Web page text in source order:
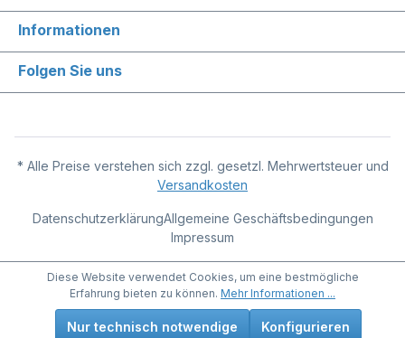
Informationen
Folgen Sie uns
* Alle Preise verstehen sich zzgl. gesetzl. Mehrwertsteuer und
Versandkosten
DatenschutzerklärungAllgemeine Geschäftsbedingungen
Impressum
Diese Website verwendet Cookies, um eine bestmögliche
Erfahrung bieten zu können. Mehr Informationen ...
Nur technisch notwendige Konfigurieren